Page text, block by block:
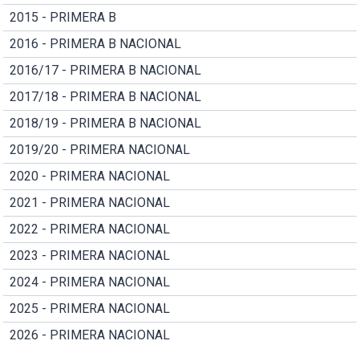
2015 - PRIMERA B
2016 - PRIMERA B NACIONAL
2016/17 - PRIMERA B NACIONAL
2017/18 - PRIMERA B NACIONAL
2018/19 - PRIMERA B NACIONAL
2019/20 - PRIMERA NACIONAL
2020 - PRIMERA NACIONAL
2021 - PRIMERA NACIONAL
2022 - PRIMERA NACIONAL
2023 - PRIMERA NACIONAL
2024 - PRIMERA NACIONAL
2025 - PRIMERA NACIONAL
2026 - PRIMERA NACIONAL